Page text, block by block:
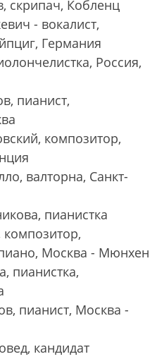
скрипач, Кобленц
- вокалист,
Германия
Россия,
пианист,
композитор,
валторна, Санкт-
пианистка
композитор,
Москва - Мюнхен
пианистка,
пианист, Москва -
кандидат